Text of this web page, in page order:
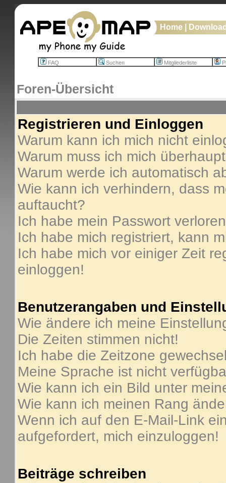
Home
FAQ Suchen Mitgliederliste
Foren-Übersicht
Registrieren und Einloggen
Warum kann ich mich nicht
Warum muss ich mich
Warum werde ich automatisch
Wie kann ich verhindern, dass
auftaucht?
Ich habe mein Passwort
Ich habe mich registriert, kann
Ich habe mich vor einiger Zeit
einloggen!
Benutzerangaben und
Wie ändere ich meine
Die Zeiten stimmen nicht!
Ich habe die Zeitzone
Meine Sprache ist nicht
Wie kann ich ein Bild unter
Wie kann ich meinen Rang
Wenn ich auf den E-Mail-Link
aufgefordert, mich einzuloggen!
Beiträge schreiben